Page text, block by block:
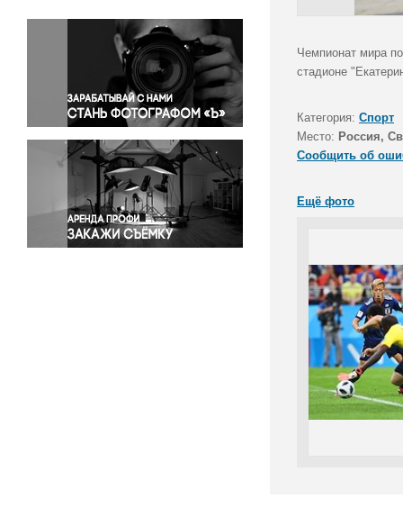
Окружающая среда
Политика
Правосудие
Происшествия и конфликты
Религия
Светская жизнь
Спорт
Экология
Экономика и бизнес
Чемпионат мира
стадионе
Категория: Спорт
Место: Россия,
Сообщить об
Ещё фото